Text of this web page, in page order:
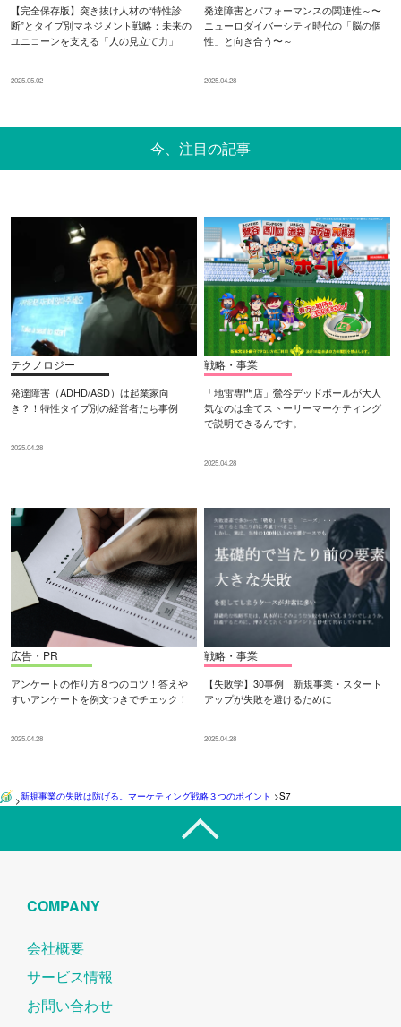
【完全保存版】突き抜け人材の“特性診
断”とタイプ別マネジメント戦略：未来の
ユニコーンを支える「人の見立て力」
2025.05.02
発達障害とパフォーマンスの関連性～〜
ニューロダイバーシティ時代の「脳の個
性」と向き合う〜～
2025.04.28
今、注目の記事
テクノロジー
発達障害（ADHD/ASD）は起業家向
き？！特性タイプ別の経営者たち事例
2025.04.28
戦略・事業
「地雷専門店」鶯谷デッドボールが大人
気なのは全てストーリーマーケティング
で説明できるんです。
2025.04.28
広告・PR
アンケートの作り方８つのコツ！答えや
すいアンケートを例文つきでチェック！
2025.04.28
戦略・事業
【失敗学】30事例 新規事業・スタート
アップが失敗を避けるために
2025.04.28
>新規事業の失敗は防げる。マーケティング戦略３つのポイント >S7
COMPANY
会社概要
サービス情報
お問い合わせ